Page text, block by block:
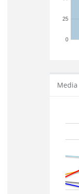
0
25
Media